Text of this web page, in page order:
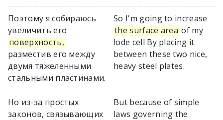
Поэтому я собираюсь
увеличить его
поверхность,
разместив его между
двумя тяжеленными
стальными пластинами.
So I'm going to increase
the surface area of my
lode cell By placing it
between these two nice,
heavy steel plates.
Но из-за простых
законов, связывающих
But because of simple
laws governing the